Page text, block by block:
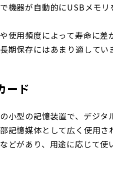
機器が自動的にUSBメモ
使用頻度によって寿命に
期保存にはあまり適してい
ード
小型の記憶装置で、デジ
記憶媒体として広く使用
どがあり、用途に応じて使